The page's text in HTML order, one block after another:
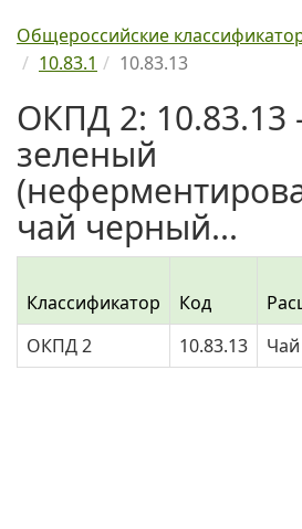
Общероссийские
10.83.1
10.83.13
ОКПД 2:
зеленый
чай черный...
Классификатор Код
ОКПД 2
10.83.13